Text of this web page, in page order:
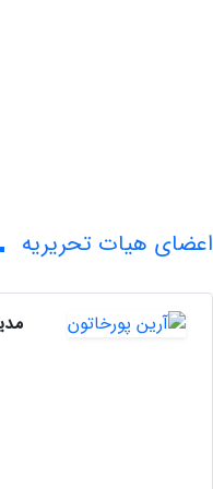
اعضای هیات تحریریه